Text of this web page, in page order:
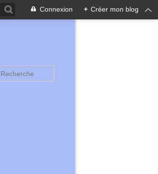
Connexion + Créer mon blog